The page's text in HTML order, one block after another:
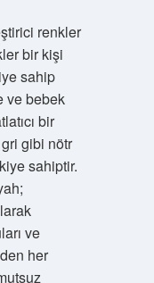
renkler
bir kişi
sahip
ve bebek
bir
gibi nötr
sahiptir.
ve
her